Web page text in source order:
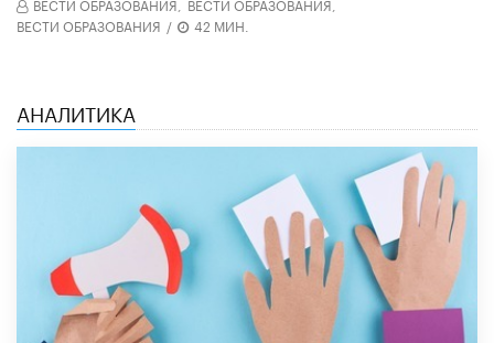
ВЕСТИ ОБРАЗОВАНИЯ / 42 МИН.
АНАЛИТИКА